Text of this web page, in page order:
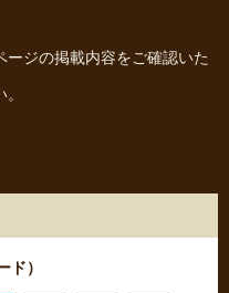
ージの掲載内容をご確認いた
ド）